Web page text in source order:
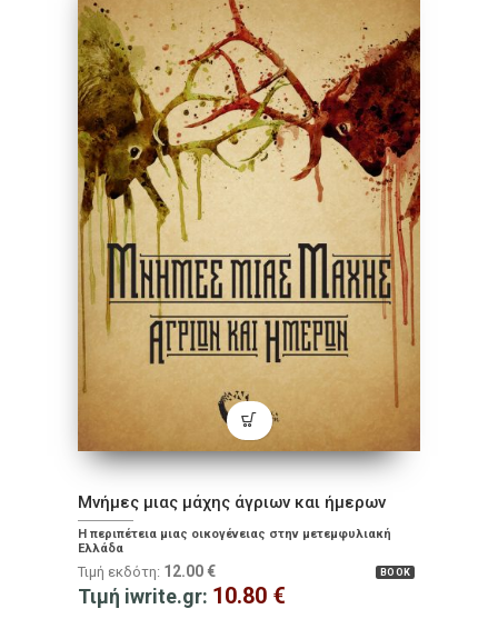
Μνήμες μιας μάχης άγριων και ήμερων
Η περιπέτεια μιας οικογένειας στην μετεμφυλιακή
Ελλάδα
BOOK
Τιμή εκδότη: 12.00 €
Τιμή iwrite.gr: 10.80 €